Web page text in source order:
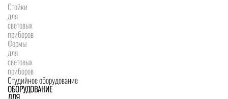
Стойки
для
световых
приборов
Фермы
для
световых
приборов
Студийное оборудование
ОБОРУДОВАНИЕ